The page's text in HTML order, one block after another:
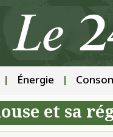
Énergie
et sa